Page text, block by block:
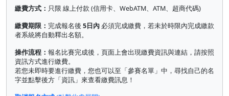
繳費方式： 只限 線上付款 (信用卡、WebATM、ATM、超商代碼)
繳費期限： 完成報名後 5日內 必須完成繳費，若未於時限內完成繳款
者系統將自動釋出名額。
操作流程： 報名比賽完成後，頁面上會出現繳費資訊與連結，請按照
資訊方式進行繳費。
若您未即時要進行繳費，您也可以至「參賽名單」中，尋找自己的名
字並點擊後方「資訊」來查看繳費訊息！